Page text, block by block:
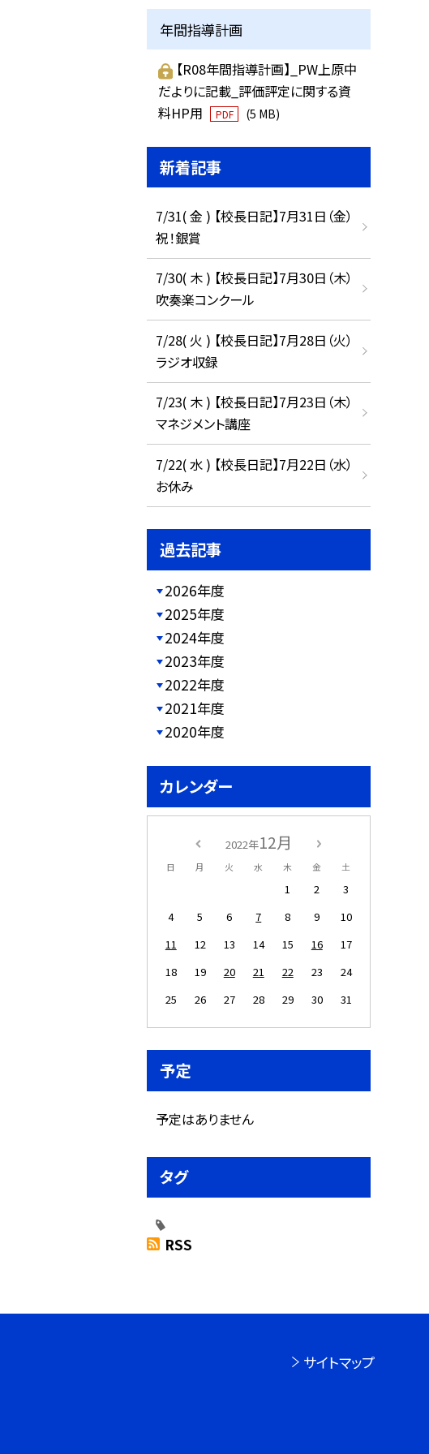
年間指導計画
【R08年間指導計画】_PW上原中
だよりに記載_評価評定に関する資
料HP用
PDF (5 MB)
新着記事
7/31( 金 ) 【校長日記】7月31日（金）
祝！銀賞
7/30( 木 ) 【校長日記】7月30日（木）
吹奏楽コンクール
7/28( 火 ) 【校長日記】7月28日（火）
ラジオ収録
7/23( 木 ) 【校長日記】7月23日（木）
マネジメント講座
7/22( 水 ) 【校長日記】7月22日（水）
お休み
過去記事
2026年度
2025年度
2024年度
2023年度
2022年度
2021年度
2020年度
カレンダー
2022年12月
日 月 火 水 木 金 土
1 2
3
4
5 6 7 8 9
10
11
12 13 14 15 16
17
18
19 20 21 22 23
24
25
26 27 28 29 30 31
予定
予定はありません
タグ
RSS
サイトマップ